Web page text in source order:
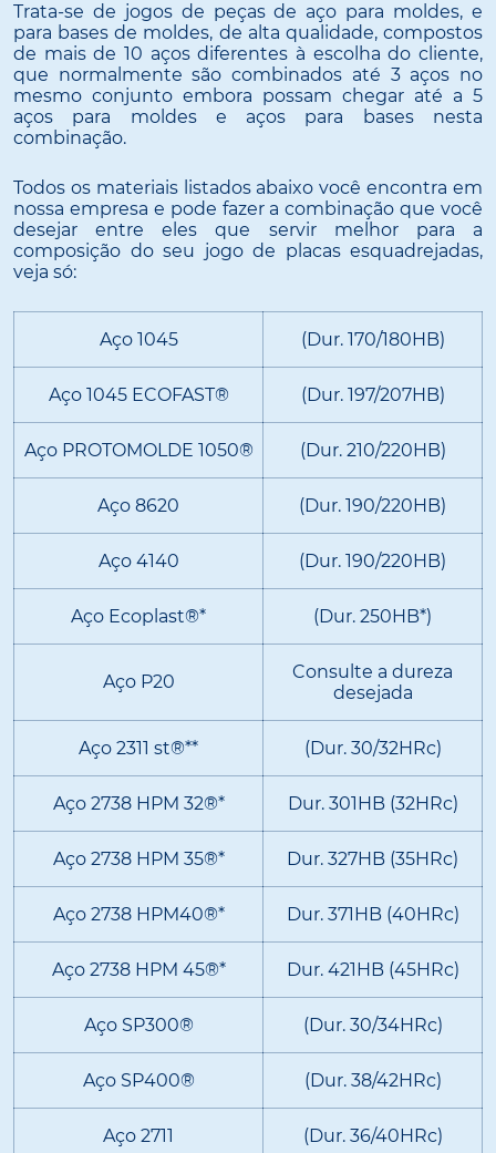
Trata-se de jogos de peças de aço para moldes, e
para bases de moldes, de alta qualidade, compostos
de mais de 10 aços diferentes à escolha do cliente,
que normalmente são combinados até 3 aços no
mesmo conjunto embora possam chegar até a 5
aços para moldes e aços para bases nesta
combinação.
Todos os materiais listados abaixo você encontra em
nossa empresa e pode fazer a combinação que você
desejar entre eles que servir melhor para a
composição do seu jogo de placas esquadrejadas,
veja só:
Aço 1045 (Dur. 170/180HB)
Aço 1045 ECOFAST® (Dur. 197/207HB)
Aço PROTOMOLDE 1050® (Dur. 210/220HB)
Aço 8620 (Dur. 190/220HB)
Aço 4140 (Dur. 190/220HB)
Aço Ecoplast®* (Dur. 250HB*)
Aço P20
Consulte a dureza
desejada
Aço 2311 st®** (Dur. 30/32HRc)
Aço 2738 HPM 32®* Dur. 301HB (32HRc)
Aço 2738 HPM 35®* Dur. 327HB (35HRc)
Aço 2738 HPM40®* Dur. 371HB (40HRc)
Aço 2738 HPM 45®* Dur. 421HB (45HRc)
Aço SP300® (Dur. 30/34HRc)
Aço SP400® (Dur. 38/42HRc)
Aço 2711 (Dur. 36/40HRc)